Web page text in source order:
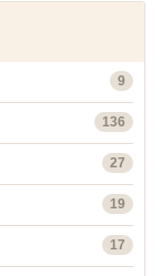
9
136
27
19
17